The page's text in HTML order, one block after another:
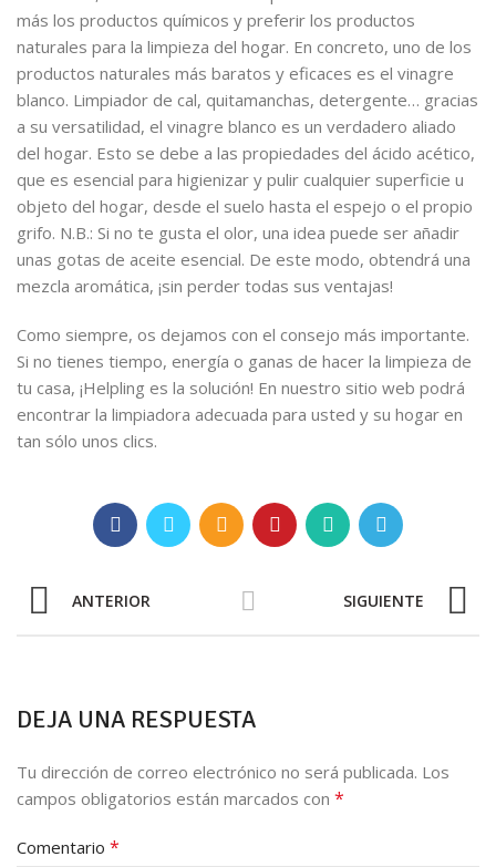
más los productos químicos y preferir los productos
naturales para la limpieza del hogar. En concreto, uno de los
productos naturales más baratos y eficaces es el vinagre
blanco. Limpiador de cal, quitamanchas, detergente… gracias
a su versatilidad, el vinagre blanco es un verdadero aliado
del hogar. Esto se debe a las propiedades del ácido acético,
que es esencial para higienizar y pulir cualquier superficie u
objeto del hogar, desde el suelo hasta el espejo o el propio
grifo. N.B.: Si no te gusta el olor, una idea puede ser añadir
unas gotas de aceite esencial. De este modo, obtendrá una
mezcla aromática, ¡sin perder todas sus ventajas!
Como siempre, os dejamos con el consejo más importante.
Si no tienes tiempo, energía o ganas de hacer la limpieza de
tu casa, ¡Helpling es la solución! En nuestro sitio web podrá
encontrar la limpiadora adecuada para usted y su hogar en
tan sólo unos clics.
ANTERIOR SIGUIENTE
DEJA UNA RESPUESTA
Tu dirección de correo electrónico no será publicada. Los
campos obligatorios están marcados con *
Comentario *